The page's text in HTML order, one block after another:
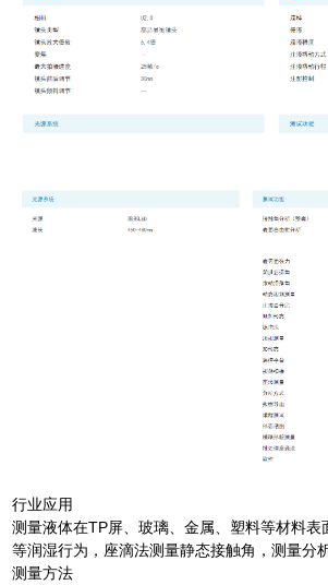
行业应用
测量液体在TP屏、玻璃、金属、塑料等材料表
等润湿行为，座滴法测量静态接触角，测量分
测量方法